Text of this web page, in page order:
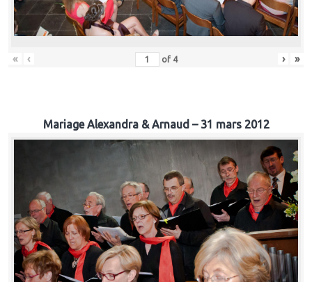
« ‹ of 4 › »
Mariage Alexandra & Arnaud – 31 mars 2012